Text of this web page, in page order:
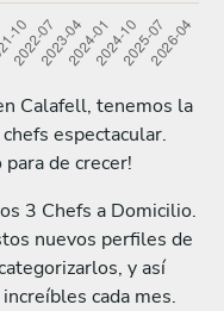
Calafell, tenemos la
espectacular.
de crecer!
3 Chefs a Domicilio.
nuevos perfiles de
y así
cada mes.